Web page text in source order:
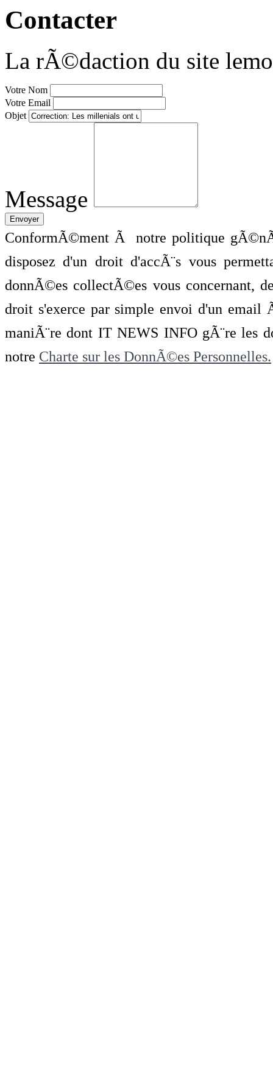
Contacter
La rÃ©daction du site
Votre Nom
Votre Email
Objet
Message
ConformÃ©ment Ã notre politique
disposez d'un droit d'accÃ¨s vous
donnÃ©es collectÃ©es vous concernant,
droit s'exerce par simple envoi d'un
maniÃ¨re dont IT NEWS INFO gÃ¨re les
notre Charte sur les DonnÃ©es Personnelles.